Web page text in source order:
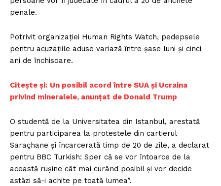
penale.
Potrivit organizației Human Rights Watch, pedepsele
pentru acuzațiile aduse variază între șase luni și cinci
ani de închisoare.
Citește și: Un posibil acord între SUA și Ucraina
privind mineralele, anunțat de Donald Trump
O studentă de la Universitatea din Istanbul, arestată
pentru participarea la protestele din cartierul
Saraçhane și încarcerată timp de 20 de zile, a declarat
pentru BBC Turkish: Sper că se vor întoarce de la
această rușine cât mai curând posibil și vor decide
astăzi să-i achite pe toată lumea”.